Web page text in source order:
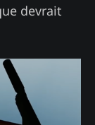
devrait